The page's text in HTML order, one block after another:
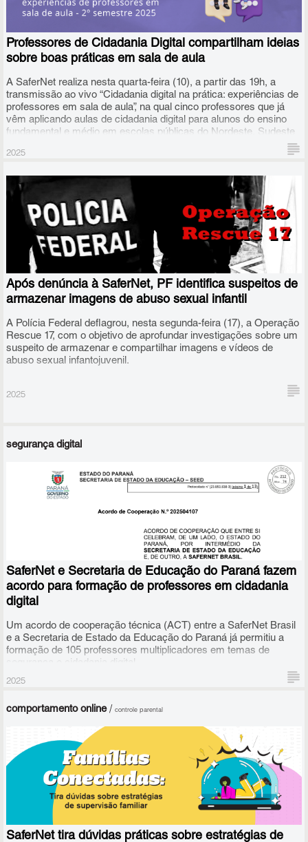
A SaferNet recebeu, até 27 de novembro, as inscrições de 54
projetos de todo o Brasil vindos da rede de escolas que
participaram em 2025 da Disciplina de Cidadania Digital, iniciativa
a qual o prêmio está atrelado. Desses, nove foram selecionados
para a semifinal.
Professores de Cidadania Digital compartilham ideias
sobre boas práticas em sala de aula
A SaferNet realiza nesta quarta-feira (10), a partir das 19h, a
transmissão ao vivo “Cidadania digital na prática: experiências de
professores em sala de aula”, na qual cinco professores que já
vêm aplicando aulas de cidadania digital para alunos do ensino
fundamental e médio em escolas públicas do Nordeste, Sudeste
e Sul do país trocarão ideias sobre como tem sido esse trabalho.
2025
Após denúncia à SaferNet, PF identifica suspeitos de
armazenar imagens de abuso sexual infantil
A Polícia Federal deflagrou, nesta segunda-feira (17), a Operação
Rescue 17, com o objetivo de aprofundar investigações sobre um
suspeito de armazenar e compartilhar imagens e vídeos de
abuso sexual infantojuvenil.
Agentes da PF cumpriram um mandado de busca e apreensão
expedido pela Justiça Federal na cidade de Sobrado, no sertão da
2025
segurança digital
SaferNet e Secretaria de Educação do Paraná fazem
acordo para formação de professores em cidadania
digital
Um acordo de cooperação técnica (ACT) entre a SaferNet Brasil
e a Secretaria de Estado da Educação do Paraná já permitiu a
formação de 105 professores multiplicadores em temas de
segurança e cidadania digital.
2025
comportamento online/controle parental
SaferNet tira dúvidas práticas sobre estratégias de